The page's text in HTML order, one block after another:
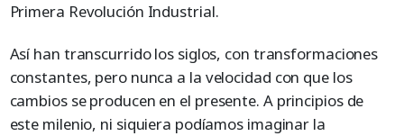
Primera Revolución Industrial.
Así han transcurrido los siglos, con transformaciones
constantes, pero nunca a la velocidad con que los
cambios se producen en el presente. A principios de
este milenio, ni siquiera podíamos imaginar la